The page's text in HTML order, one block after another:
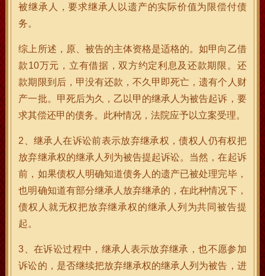
被继承人，要求继承人以遗产的实际价值为限偿付债
务。
综上所述，原、被告的主体资格是适格的。如甲向乙借
款10万元，立有借据，双方约定利息及还款期限。还
款期限到后，甲没有还款，不久甲即死亡，遗有个人财
产一批。甲死后为久，乙以甲的继承人为被告起诉，要
求其偿还甲的债务。此种情况，法院应予以立案受理。
2、继承人在诉讼前表示放弃继承权，债权人仍有权把
放弃继承权的继承人列为被告提起诉讼。当然，在起诉
前，如果债权人明确知道债务人的遗产已被处理完毕，
也明确知道有部分继承人放弃继承的，在此种情况下，
债权人就无权把放弃继承权的继承人列为共同被告提
起。
3、在诉讼过程中，继承人表示放弃继承，也不愿参加
诉讼的，是否继续把放弃继承权的继承人列为被告，进